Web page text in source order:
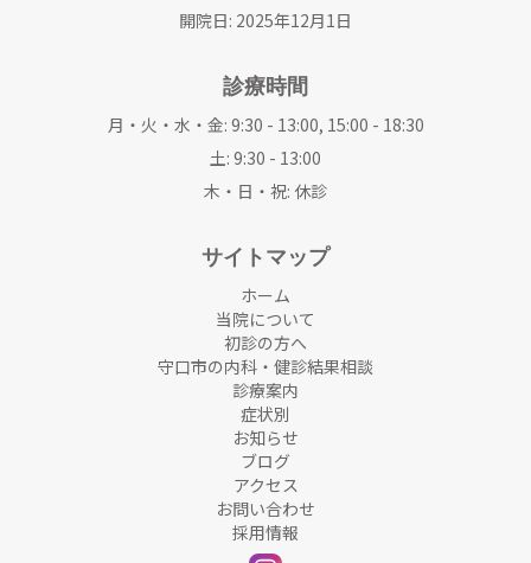
開院日: 2025年12月1日
診療時間
月・火・水・金: 9:30 - 13:00, 15:00 - 18:30
土: 9:30 - 13:00
木・日・祝: 休診
サイトマップ
ホーム
当院について
初診の方へ
守口市の内科・健診結果相談
診療案内
症状別
お知らせ
ブログ
アクセス
お問い合わせ
採用情報